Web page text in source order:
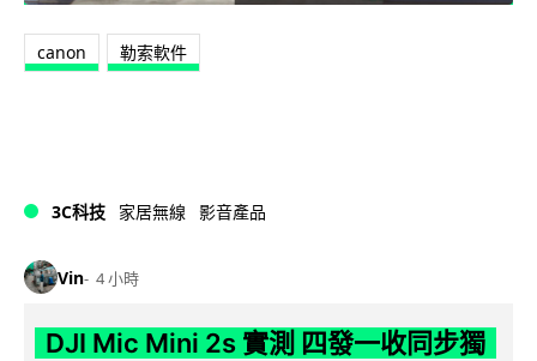
canon 勒索軟件
3C科技 家居無線 影音產品
Vin 4 小時
DJI Mic Mini 2s 實測 四發一收同步獨